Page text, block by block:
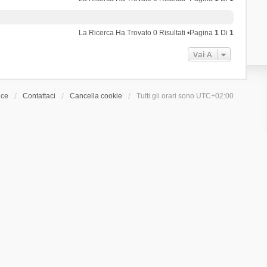
La Ricerca Ha Trovato 0 Risultati •Pagina1 Di1
Vai A
Contattaci Cancella cookie Tutti gli orari sono UTC+02:00